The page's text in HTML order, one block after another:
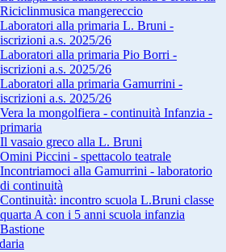
Riciclinmusica mangereccio
Laboratori alla primaria L. Bruni -
iscrizioni a.s. 2025/26
Laboratori alla primaria Pio Borri -
iscrizioni a.s. 2025/26
Laboratori alla primaria Gamurrini -
iscrizioni a.s. 2025/26
Vera la mongolfiera - continuità Infanzia -
primaria
Il vasaio greco alla L. Bruni
Omini Piccini - spettacolo teatrale
Incontriamoci alla Gamurrini - laboratorio
di continuità
Continuità: incontro scuola L.Bruni classe
quarta A con i 5 anni scuola infanzia
Bastione